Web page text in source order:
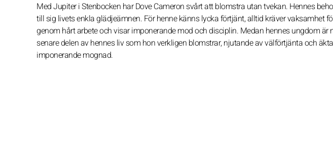
Med Jupiter i Stenbocken har Dove Cameron svårt att blomstra utan tvekan. Hennes
till sig livets enkla glädjeämnen. För henne känns lycka förtjänt, alltid kräver vaksamhet
genom hårt arbete och visar imponerande mod och disciplin. Medan hennes ungdom är
senare delen av hennes liv som hon verkligen blomstrar, njutande av välförtjänta och
imponerande mognad.